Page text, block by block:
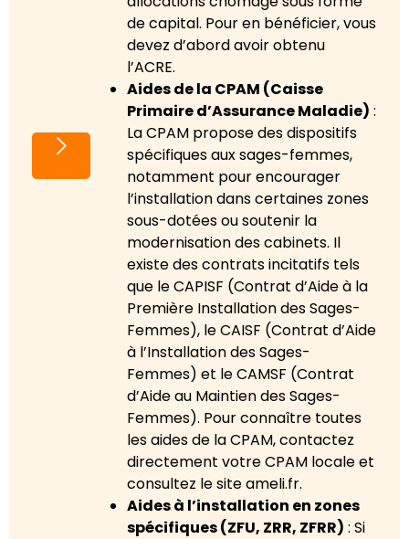
de capital. Pour en bénéficier, vous
devez d’abord avoir obtenu
l’ACRE.
Aides de la CPAM (Caisse
Primaire d’Assurance Maladie) :
La CPAM propose des dispositifs
spécifiques aux sages-femmes,
notamment pour encourager
l’installation dans certaines zones
sous-dotées ou soutenir la
modernisation des cabinets. Il
existe des contrats incitatifs tels
que le CAPISF (Contrat d’Aide à la
Première Installation des Sages-
Femmes), le CAISF (Contrat d’Aide
à l’Installation des Sages-
Femmes) et le CAMSF (Contrat
d’Aide au Maintien des Sages-
Femmes). Pour connaître toutes
les aides de la CPAM, contactez
directement votre CPAM locale et
consultez le site ameli.fr.
Aides à l’installation en zones
spécifiques (ZFU, ZRR, ZFRR) : Si